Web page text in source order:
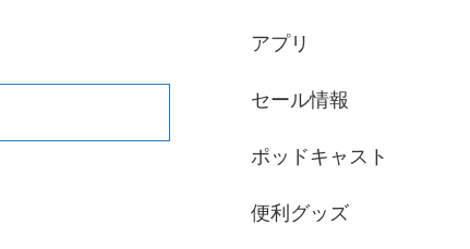
アプリ
セール情報
ポッドキャスト
便利グッズ